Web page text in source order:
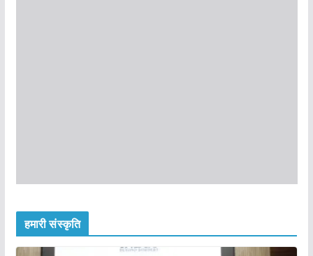
हमारी संस्कृति